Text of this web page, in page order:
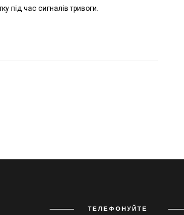
під час сигналів тривоги.
ТЕЛЕФОНУЙТЕ